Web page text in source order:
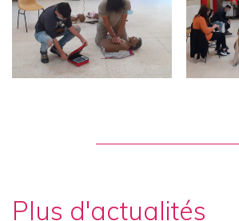
Plus d'actualités